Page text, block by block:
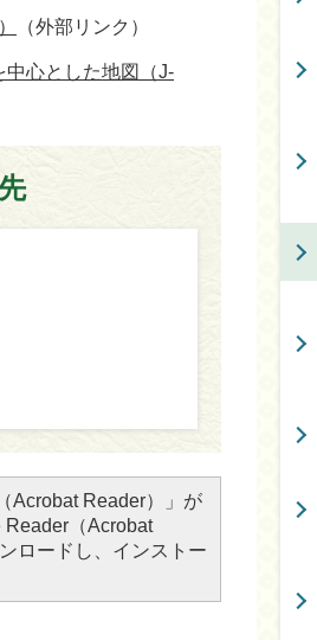
（外部リンク）
心とした地図（J-
Acrobat Reader）」が
（Acrobat
ロードし、インストー